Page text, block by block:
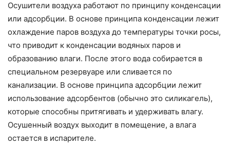
Осушители воздуха работают по принципу конденсации
или адсорбции. В основе принципа конденсации лежит
охлаждение паров воздуха до температуры точки росы,
что приводит к конденсации водяных паров и
образованию влаги. После этого вода собирается в
специальном резервуаре или сливается по
канализации. В основе принципа адсорбции лежит
использование адсорбентов (обычно это силикагель),
которые способны притягивать и удерживать влагу.
Осушенный воздух выходит в помещение, а влага
остается в испарителе.